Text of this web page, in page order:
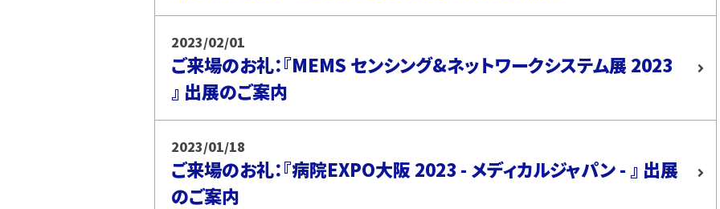
2023/02/01
ご来場のお礼：『MEMS センシング&ネットワークシステム展 2023
』 出展のご案内
2023/01/18
ご来場のお礼：『病院EXPO大阪 2023 - メディカルジャパン - 』 出展
のご案内